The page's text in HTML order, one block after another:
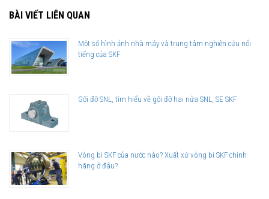
BÀI VIẾT LIÊN QUAN
Một số hình ảnh nhà máy và trung tâm nghiên cứu nổi
tiếng của SKF
Gối đỡ SNL, tìm hiểu về gối đỡ hai nửa SNL, SE SKF
Vòng bi SKF của nước nào? Xuất xứ vòng bi SKF chính
hãng ở đâu?